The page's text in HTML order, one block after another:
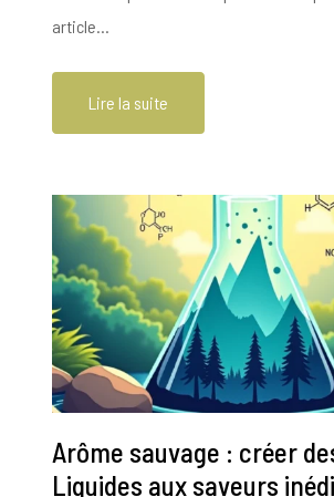
article…
Lire la suite
Arôme sauvage : créer
Liquides aux saveurs